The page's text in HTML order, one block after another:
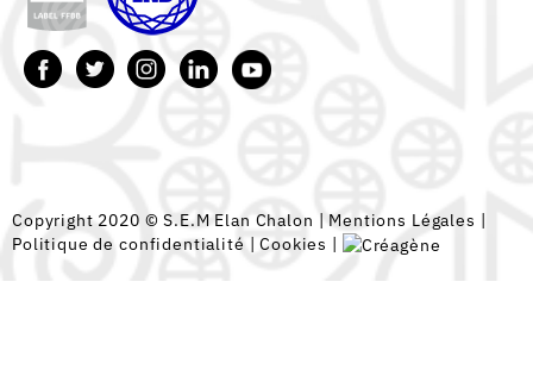
Copyright 2020 © S.E.M Elan Chalon | Mentions Légales |
Politique de confidentialité |Cookies |